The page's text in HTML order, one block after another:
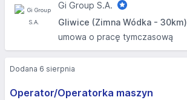
Gi Group S.A.
Gliwice (Zimna Wódka - 30km)
umowa o pracę tymczasową
Operator/Operatorka maszyn
Dodana 6 sierpnia